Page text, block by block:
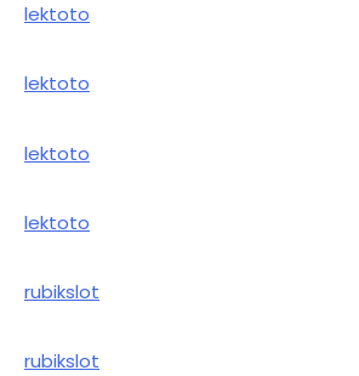
lektoto
lektoto
lektoto
lektoto
rubikslot
rubikslot